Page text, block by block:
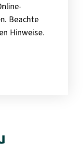
Beachte
Hinweise.